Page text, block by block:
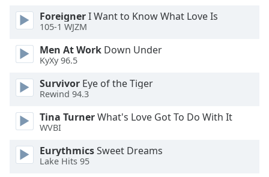
window.
Escape
cancel
close
Color
ForeignerI Want to Know What Love Is
105-1 WJZM
Men At Work Down Under
KyXy 96.5
Survivor Eye of the Tiger
Rewind 94.3
Tina TurnerWhat's Love Got To Do With It
WVBI
EurythmicsSweet Dreams
Lake Hits 95